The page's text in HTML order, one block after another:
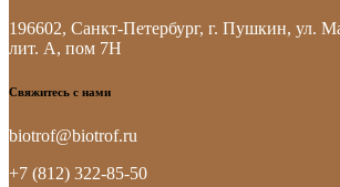
196602, Санкт-Петербург, г. Пушкин, ул.
лит. А, пом 7Н
Свяжитесь с нами
biotrof@biotrof.ru
+7 (812) 322-85-50